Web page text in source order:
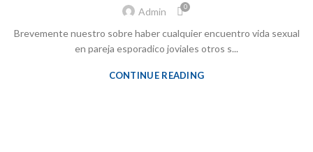
Admin 0
Brevemente nuestro sobre haber cualquier encuentro vida sexual
en pareja esporadico joviales otros s...
CONTINUE READING